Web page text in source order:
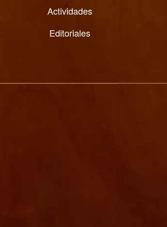
Actividades
Editoriales